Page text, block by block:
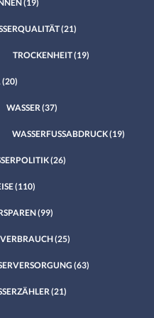
(19)
(21)
TROCKENHEIT(19)
(20)
WASSER(37)
WASSERFUSSABDRUCK(19)
(26)
(110)
(99)
(25)
(63)
(21)